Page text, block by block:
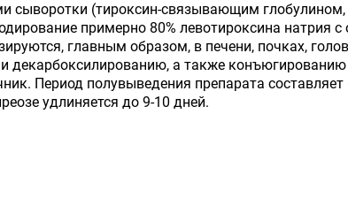
сыворотки (тироксин-связывающим
примерно 80% левотироксина натрия
главным образом, в печени, почках,
декарбоксилированию, а также
Период полувыведения препарата составляет
удлиняется до 9-10 дней.